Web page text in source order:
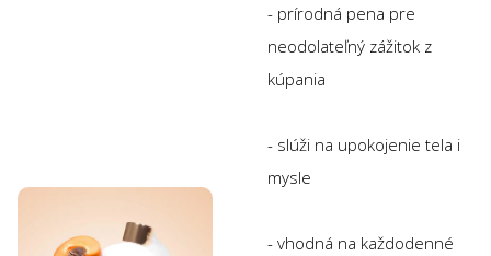
- prírodná pena pre
neodolateľný zážitok z
kúpania
- slúži na upokojenie tela i
mysle
- vhodná na každodenné